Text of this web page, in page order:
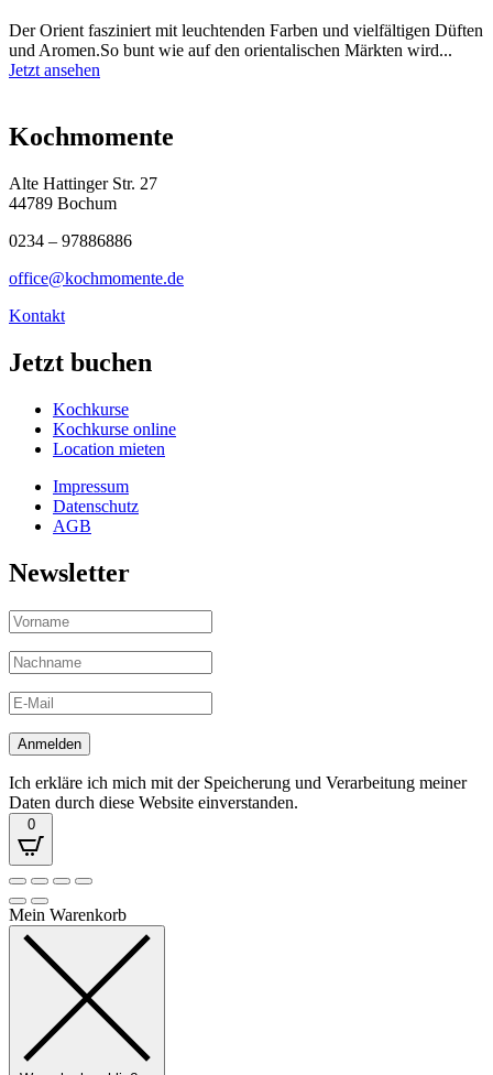
Der Orient fasziniert mit leuchtenden Farben und vielfältigen Düften
und Aromen.So bunt wie auf den orientalischen Märkten wird...
Jetzt ansehen
Kochmomente
Alte Hattinger Str. 27
44789 Bochum
0234 – 97886886
office@kochmomente.de
Kontakt
Jetzt buchen
Kochkurse
Kochkurse online
Location mieten
Impressum
Datenschutz
AGB
Newsletter
Ich erkläre ich mich mit der Speicherung und Verarbeitung meiner
Daten durch diese Website einverstanden.
0
Mein Warenkorb